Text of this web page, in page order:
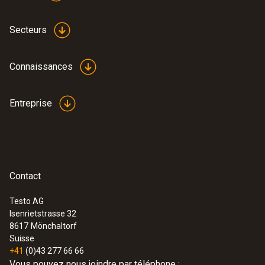
Secteurs
Connaissances
Entreprise
Contact
Testo AG
Isenrietstrasse 32
8617 Mönchaltorf
Suisse
+41 (0)43 277 66 66